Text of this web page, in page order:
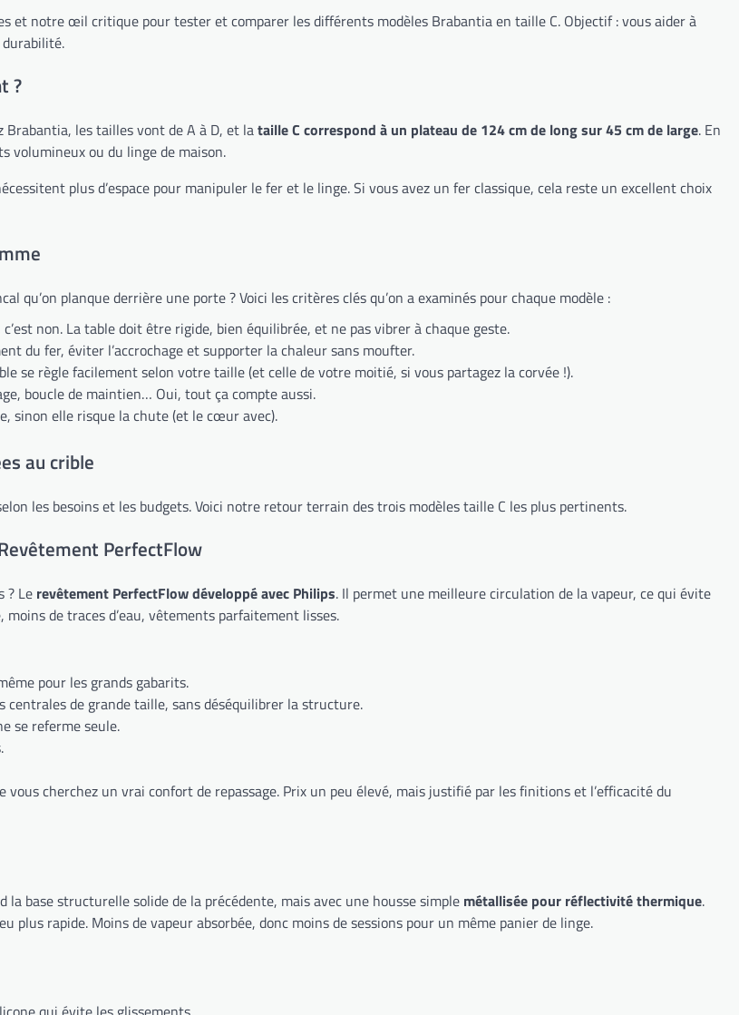
et notre œil critique pour tester et comparer les différents modèles Brabantia en taille C. Objectif : vous aider à
?
Brabantia, les tailles vont de A à D, et lataille C correspond à un plateau de 124 cm de long sur 45 cm de large. En
volumineux ou du linge de maison.
plus d’espace pour manipuler le fer et le linge. Si vous avez un fer classique, cela reste un excellent choix
qu’on planque derrière une porte ? Voici les critères clés qu’on a examinés pour chaque modèle :
non. La table doit être rigide, bien équilibrée, et ne pas vibrer à chaque geste.
du fer, éviter l’accrochage et supporter la chaleur sans moufter.
se règle facilement selon votre taille (et celle de votre moitié, si vous partagez la corvée !).
boucle de maintien… Oui, tout ça compte aussi.
sinon elle risque la chute (et le cœur avec).
au crible
les besoins et les budgets. Voici notre retour terrain des trois modèles taille C les plus pertinents.
PerfectFlow
? Le revêtement PerfectFlow développé avec Philips. Il permet une meilleure circulation de la vapeur, ce qui évite
moins de traces d’eau, vêtements parfaitement lisses.
pour les grands gabarits.
centrales de grande taille, sans déséquilibrer la structure.
se referme seule.
cherchez un vrai confort de repassage. Prix un peu élevé, mais justifié par les finitions et l’efficacité du
base structurelle solide de la précédente, mais avec une housse simple métallisée pour réflectivité thermique.
plus rapide. Moins de vapeur absorbée, donc moins de sessions pour un même panier de linge.